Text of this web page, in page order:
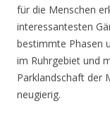
für die Menschen
interessantesten
bestimmte Phasen
im Ruhrgebiet und
Parklandschaft der
neugierig.